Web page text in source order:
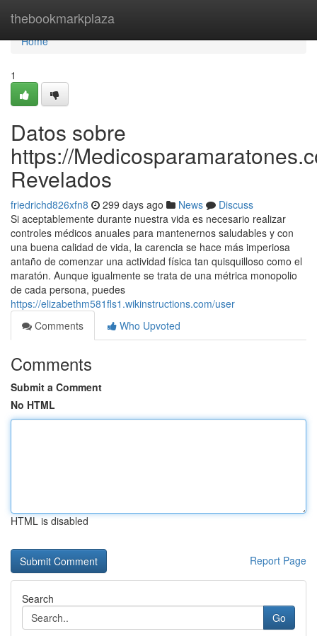
thebookmarkplaza
Home
Home
1
Datos sobre
https://
Revelados
friedrichd826xfn8 299 days ago News
Discuss
Si aceptablemente durante nuestra vida es necesario realizar
controles médicos anuales para mantenernos saludables y con
una buena calidad de vida, la carencia se hace más imperiosa
antaño de comenzar una actividad física tan quisquilloso como el
maratón. Aunque igualmente se trata de una métrica monopolio
de cada persona, puedes
https://elizabethm581fls1.wikinstructions.com/user
Comments
Who Upvoted
Comments
Submit a Comment
No HTML
HTML is disabled
Report Page
Search
Go